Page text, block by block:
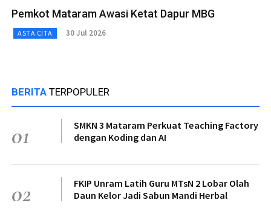
Pemkot Mataram Awasi Ketat Dapur MBG
ASTA CITA 30 Jul 2026
BERITA TERPOPULER
01
SMKN 3 Mataram Perkuat Teaching Factory
dengan Koding dan AI
02
FKIP Unram Latih Guru MTsN 2 Lobar Olah
Daun Kelor Jadi Sabun Mandi Herbal